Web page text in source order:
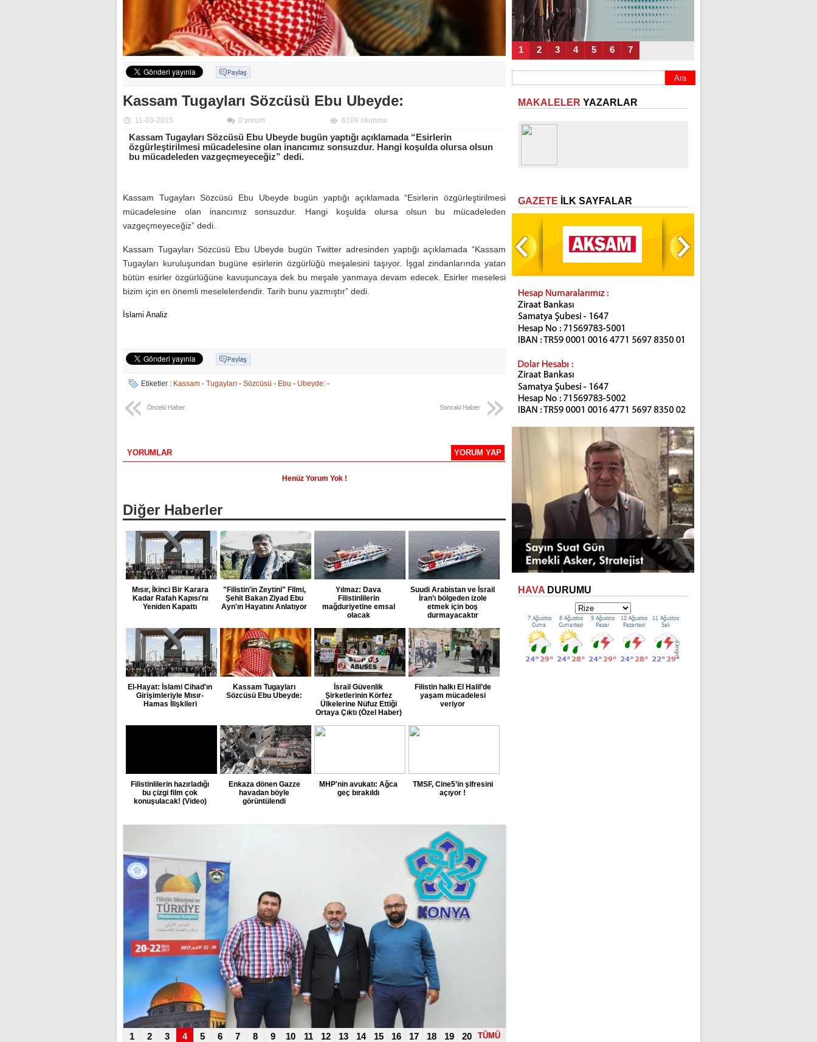
Kassam Tugayları Sözcüsü Ebu Ubeyde:
11-03-2015 0 yorum 6109 okunma
Kassam Tugayları Sözcüsü Ebu Ubeyde bugün yaptığı açıklamada “Esirlerin
özgürleştirilmesi mücadelesine olan inancımız sonsuzdur. Hangi koşulda olursa olsun
bu mücadeleden vazgeçmeyeceğiz” dedi.
Kassam Tugayları Sözcüsü Ebu Ubeyde bugün yaptığı açıklamada “Esirlerin özgürleştirilmesi
mücadelesine olan inancımız sonsuzdur. Hangi koşulda olursa olsun bu mücadeleden
vazgeçmeyeceğiz” dedi.
Kassam Tugayları Sözcüsü Ebu Ubeyde bugün Twitter adresinden yaptığı açıklamada “Kassam
Tugayları kuruluşundan bugüne esirlerin özgürlüğü meşalesini taşıyor. İşgal zindanlarında yatan
bütün esirler özgürlüğüne kavuşuncaya dek bu meşale yanmaya devam edecek. Esirler meselesi
bizim için en önemli meselelerdendir. Tarih bunu yazmıştır” dedi.
İslami Analiz
Etiketler : Kassam - Tugayları - Sözcüsü - Ebu - Ubeyde: -
YORUMLAR YORUM YAP
Henüz Yorum Yok !
Diğer Haberler
Mısır, İkinci Bir Karara
Kadar Rafah Kapısı'nı
Yeniden Kapattı
"Filistin'in Zeytini" Filmi,
Şehit Bakan Ziyad Ebu
Ayn'ın Hayatını Anlatıyor
Yılmaz: Dava
Filistinlilerin
mağduriyetine emsal
olacak
Suudi Arabistan ve İsrail
İran’ı bölgeden izole
etmek için boş
durmayacaktır
El-Hayat: İslami Cihad'ın
Girişimleriyle Mısır-
Hamas İlişkileri
Kassam Tugayları
Sözcüsü Ebu Ubeyde:
İsrail Güvenlik
Şirketlerinin Körfez
Ülkelerine Nüfuz Ettiği
Ortaya Çıktı (Özel Haber)
Filistin halkı El Halil’de
yaşam mücadelesi
veriyor
Filistinlilerin hazırladığı
bu çizgi film çok
konuşulacak! (Video)
Enkaza dönen Gazze
havadan böyle
görüntülendi
MHP'nin avukatı: Ağca
geç bırakıldı
TMSF, Cine5’in şifresini
açıyor !
1 2 3 4 5 6 7 8 9 10 11 12 13 14 15 16 17 18 19 20 TÜMÜ
1 2 3 4 5 6 7
MAKALELER YAZARLAR
GAZETE İLK SAYFALAR
HAVA DURUMU